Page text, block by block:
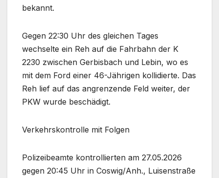
bekannt.
Gegen 22:30 Uhr des gleichen Tages
wechselte ein Reh auf die Fahrbahn der K
2230 zwischen Gerbisbach und Lebin, wo es
mit dem Ford einer 46-Jährigen kollidierte. Das
Reh lief auf das angrenzende Feld weiter, der
PKW wurde beschädigt.
Verkehrskontrolle mit Folgen
Polizeibeamte kontrollierten am 27.05.2026
gegen 20:45 Uhr in Coswig/Anh., Luisenstraße